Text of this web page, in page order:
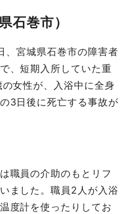
石巻市）
宮城県石巻市の障害者
、短期入所していた重
女性が、入浴中に全身
3日後に死亡する事故が
職員の介助のもとリフ
ました。職員2人が入浴
度計を使ったりしてお